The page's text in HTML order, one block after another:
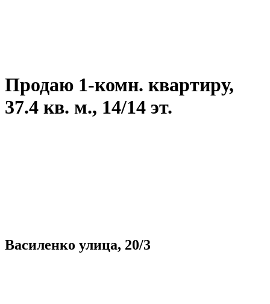
Продаю 1-комн. квартиру,
37.4 кв. м., 14/14 эт.
Василенко улица, 20/3